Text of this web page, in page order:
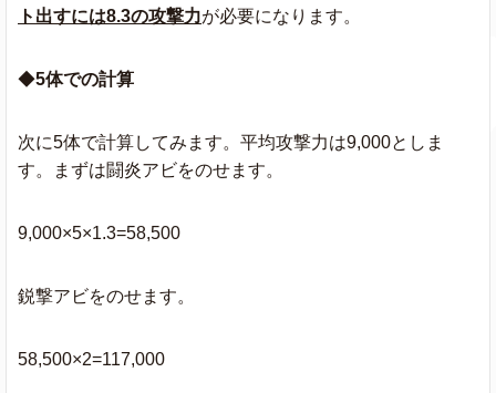
ト出すには8.3の攻撃力が必要になります。
◆5体での計算
次に5体で計算してみます。平均攻撃力は9,000としま
す。まずは闘炎アビをのせます。
9,000×5×1.3=58,500
鋭撃アビをのせます。
58,500×2=117,000